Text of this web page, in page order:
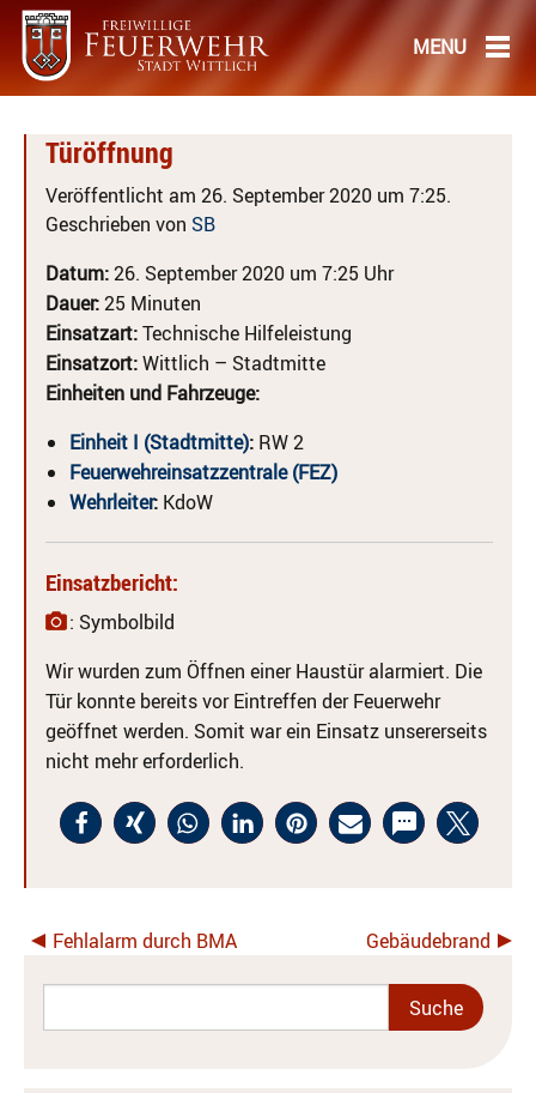
Türöffnung
Veröffentlicht am 26. September 2020 um 7:25.
Geschrieben von SB
Datum:26. September 2020 um 7:25 Uhr
Dauer:25 Minuten
Einsatzart:Technische Hilfeleistung
Einsatzort:Wittlich – Stadtmitte
Einheiten und Fahrzeuge:
Einheit I (Stadtmitte): RW 2
Feuerwehreinsatzzentrale (FEZ)
Wehrleiter: KdoW
Einsatzbericht:
: Symbolbild
Wir wurden zum Öffnen einer Haustür alarmiert. Die
Tür konnte bereits vor Eintreffen der Feuerwehr
geöffnet werden. Somit war ein Einsatz unsererseits
nicht mehr erforderlich.
Fehlalarm durch BMA Gebäudebrand